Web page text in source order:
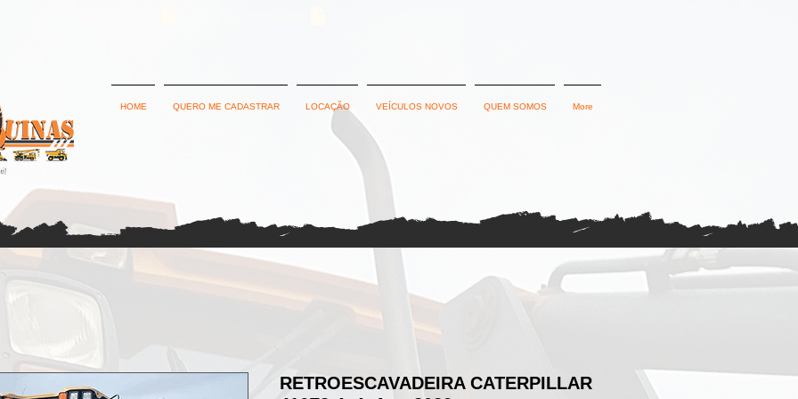
HOME QUERO ME CADASTRAR LOCAÇÃO VEÍCULOS NOVOS QUEM SOMOS More
RETROESCAVADEIRA CATERPILLAR